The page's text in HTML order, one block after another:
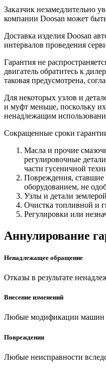
Заказчик незамедлительно
компании Doosan может быть
Доставка изделия Doosan
интервалов проведения
Гарантия не
двигатель обратитесь к
таковая предусмотрена,
Для некоторых узлов и
и муфт меньше, поскольку
ненадлежащим
Сокращенные сроки
Масла и прочие
регулировочные
части гусеничной
Повреждения, ставшие
оборудованием, не
Узлы и детали
Очистка топливной и
Регулировки или
Аннулирование
Ненадлежащее обращение
Отказы в результате
Внесение изменений
Любые модификации машин и
Повреждения
Любые неисправности